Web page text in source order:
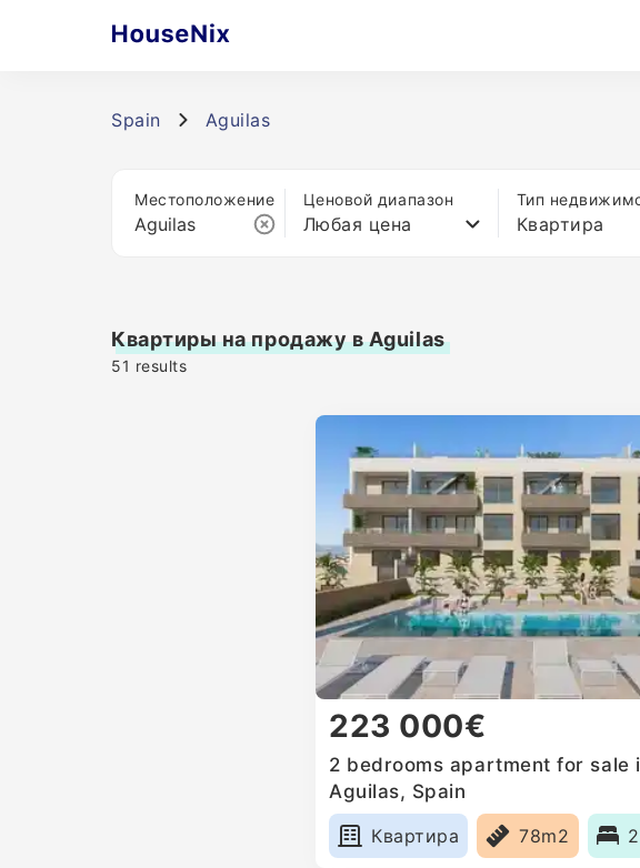
Spain Aguilas
Местоположение Ценовой диапазон
Любая цена
Тип
Квартира
Квартиры на продажу в Aguilas
51 results
223 000€
2 bedrooms apartment for sale
Aguilas, Spain
Квартира
78m2 2